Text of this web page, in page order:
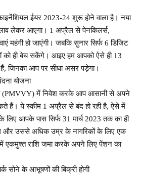
ईयर 2023-24 शुरू होने वाला है। नया
लेकर आएगा। 1 अप्रैल से पेनकिलर्स,
महंगी हो जाएंगी। जबकि सुनार सिर्फ 6 डिजिट
को ही बेच सकेंगे। आइए हम आपको ऐसे ही 13
हैं, जिनका आप पर सीधा असर पड़ेगा।
योजना
(PMVVY) में निवेश करके आप आसानी से अपने
हैं। ये स्कीम 1 अप्रैल से बंद हो रही है, ऐसे में
लिए आपके पास सिर्फ 31 मार्च 2023 तक का ही
उससे अधिक उम्र के नागरिकों के लिए एक
एकमुश्त राशि जमा करके अपने लिए पेंशन का
सोने के आभूषणों की बिक्री होगी